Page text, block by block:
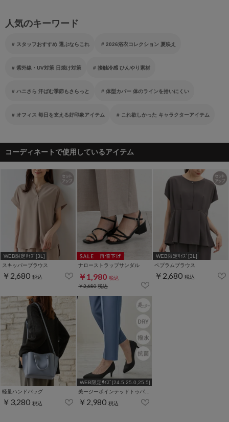
人気のキーワード
スタッフおすすめ 選ぶならこれ 2026浴衣コレクション 夏映え
紫外線・UV対策 日焼け対策 接触冷感 ひんやり素材
ハニさら 汗ばむ季節もさらっと 体型カバー 体のラインを拾いにくい
オフィス 毎日を支える好印象アイテム これ欲しかった キャラクターアイテム
コーディネートで使用しているアイテム
WEB限定ｻｲｽﾞ[3L]
スキッパーブラウス
￥2,680 税込
ナローストラップサンダル
￥1,980 税込
￥2,680税込
WEB限定ｻｲｽﾞ[3L]
ペプラムブラウス
￥2,680 税込
軽量ハンドバッグ
￥3,280 税込
WEB限定ｻｲｽﾞ[24.5,25.0,25.5]
美ージーポインテッドトゥパンプス
￥2,980 税込